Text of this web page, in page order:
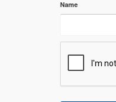
Name